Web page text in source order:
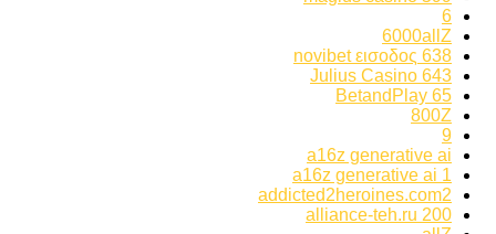
6
6000allZ
638 novibet εισοδος
643 Julius Casino
65 BetandPlay
800Z
9
a16z generative ai
a16z generative ai 1
addicted2heroines.com2
alliance-teh.ru 200